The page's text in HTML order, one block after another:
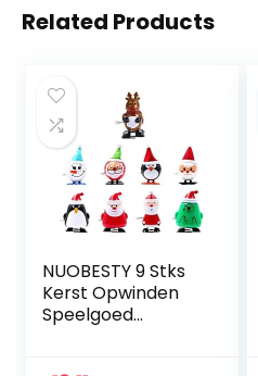
Related Products
NUOBESTY 9 Stks
Kerst Opwinden
Speelgoed